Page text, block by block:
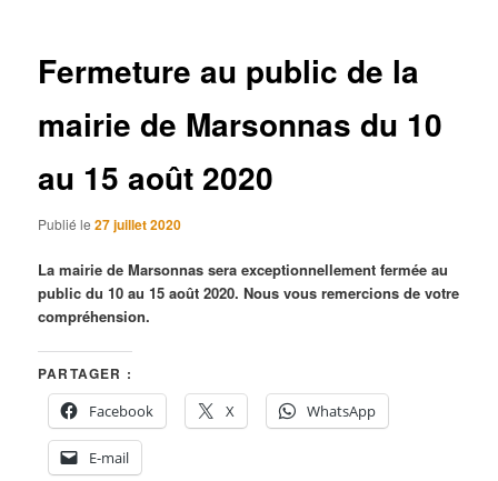
Fermeture au public de la
mairie de Marsonnas du 10
au 15 août 2020
Publié le27 juillet 2020
La mairie de Marsonnas sera exceptionnellement fermée au
public du 10 au 15 août 2020. Nous vous remercions de votre
compréhension.
PARTAGER :
Facebook
X WhatsApp
E-mail